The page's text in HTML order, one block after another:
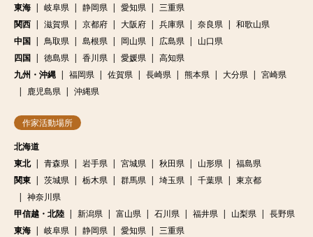
東海
岐阜県 静岡県 愛知県
三重県
関西
滋賀県 京都府 大阪府 兵庫県 奈良県
和歌山県
中国
鳥取県 島根県 岡山県 広島県
山口県
四国
徳島県 香川県 愛媛県
高知県
九州・沖縄
福岡県 佐賀県 長崎県 熊本県 大分県
宮崎県
鹿児島県
沖縄県
作家活動場所
北海道
東北
青森県 岩手県 宮城県 秋田県 山形県
福島県
関東
茨城県 栃木県 群馬県 埼玉県 千葉県
東京都
神奈川県
甲信越・北陸
新潟県 富山県 石川県 福井県 山梨県
長野県
東海
岐阜県 静岡県 愛知県
三重県